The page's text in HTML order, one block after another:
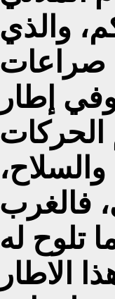
والذي
صراعات
إطار
والسلاح،
فالغرب
تلوح له
الاطار